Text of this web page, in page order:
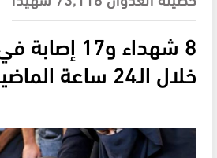
8 شهداء و17
خلال الـ24 ساعة الماضية